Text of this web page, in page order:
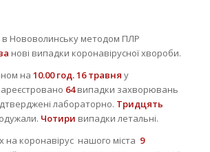
Нововолинську методом ПЛР
нові випадки коронавірусної хвороби.
на 10.00 год.16 травня у
64випадки захворювань
лабораторно. Тридцять
Чотири випадки летальні.
на коронавірус нашого міста 9